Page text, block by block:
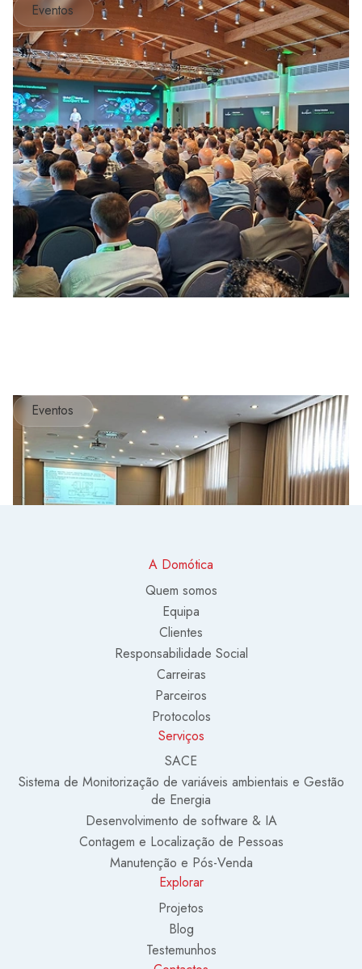
Eventos
Eventos
A Domótica
Quem somos
Equipa
Clientes
Responsabilidade Social
Carreiras
Parceiros
Protocolos
Serviços
SACE
Sistema de Monitorização de variáveis ambientais e Gestão
de Energia
Desenvolvimento de software & IA
Contagem e Localização de Pessoas
Manutenção e Pós-Venda
Explorar
Projetos
Blog
Testemunhos